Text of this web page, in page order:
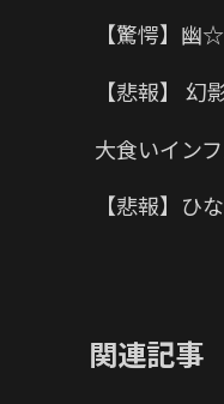
【驚愕】
【悲報】
大食いイン
【悲報】ひ
関連記事